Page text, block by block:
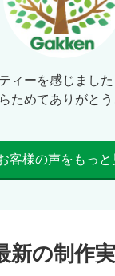
ィーを感じまし
ためてありがとう
客様の声をもっと
新の制作